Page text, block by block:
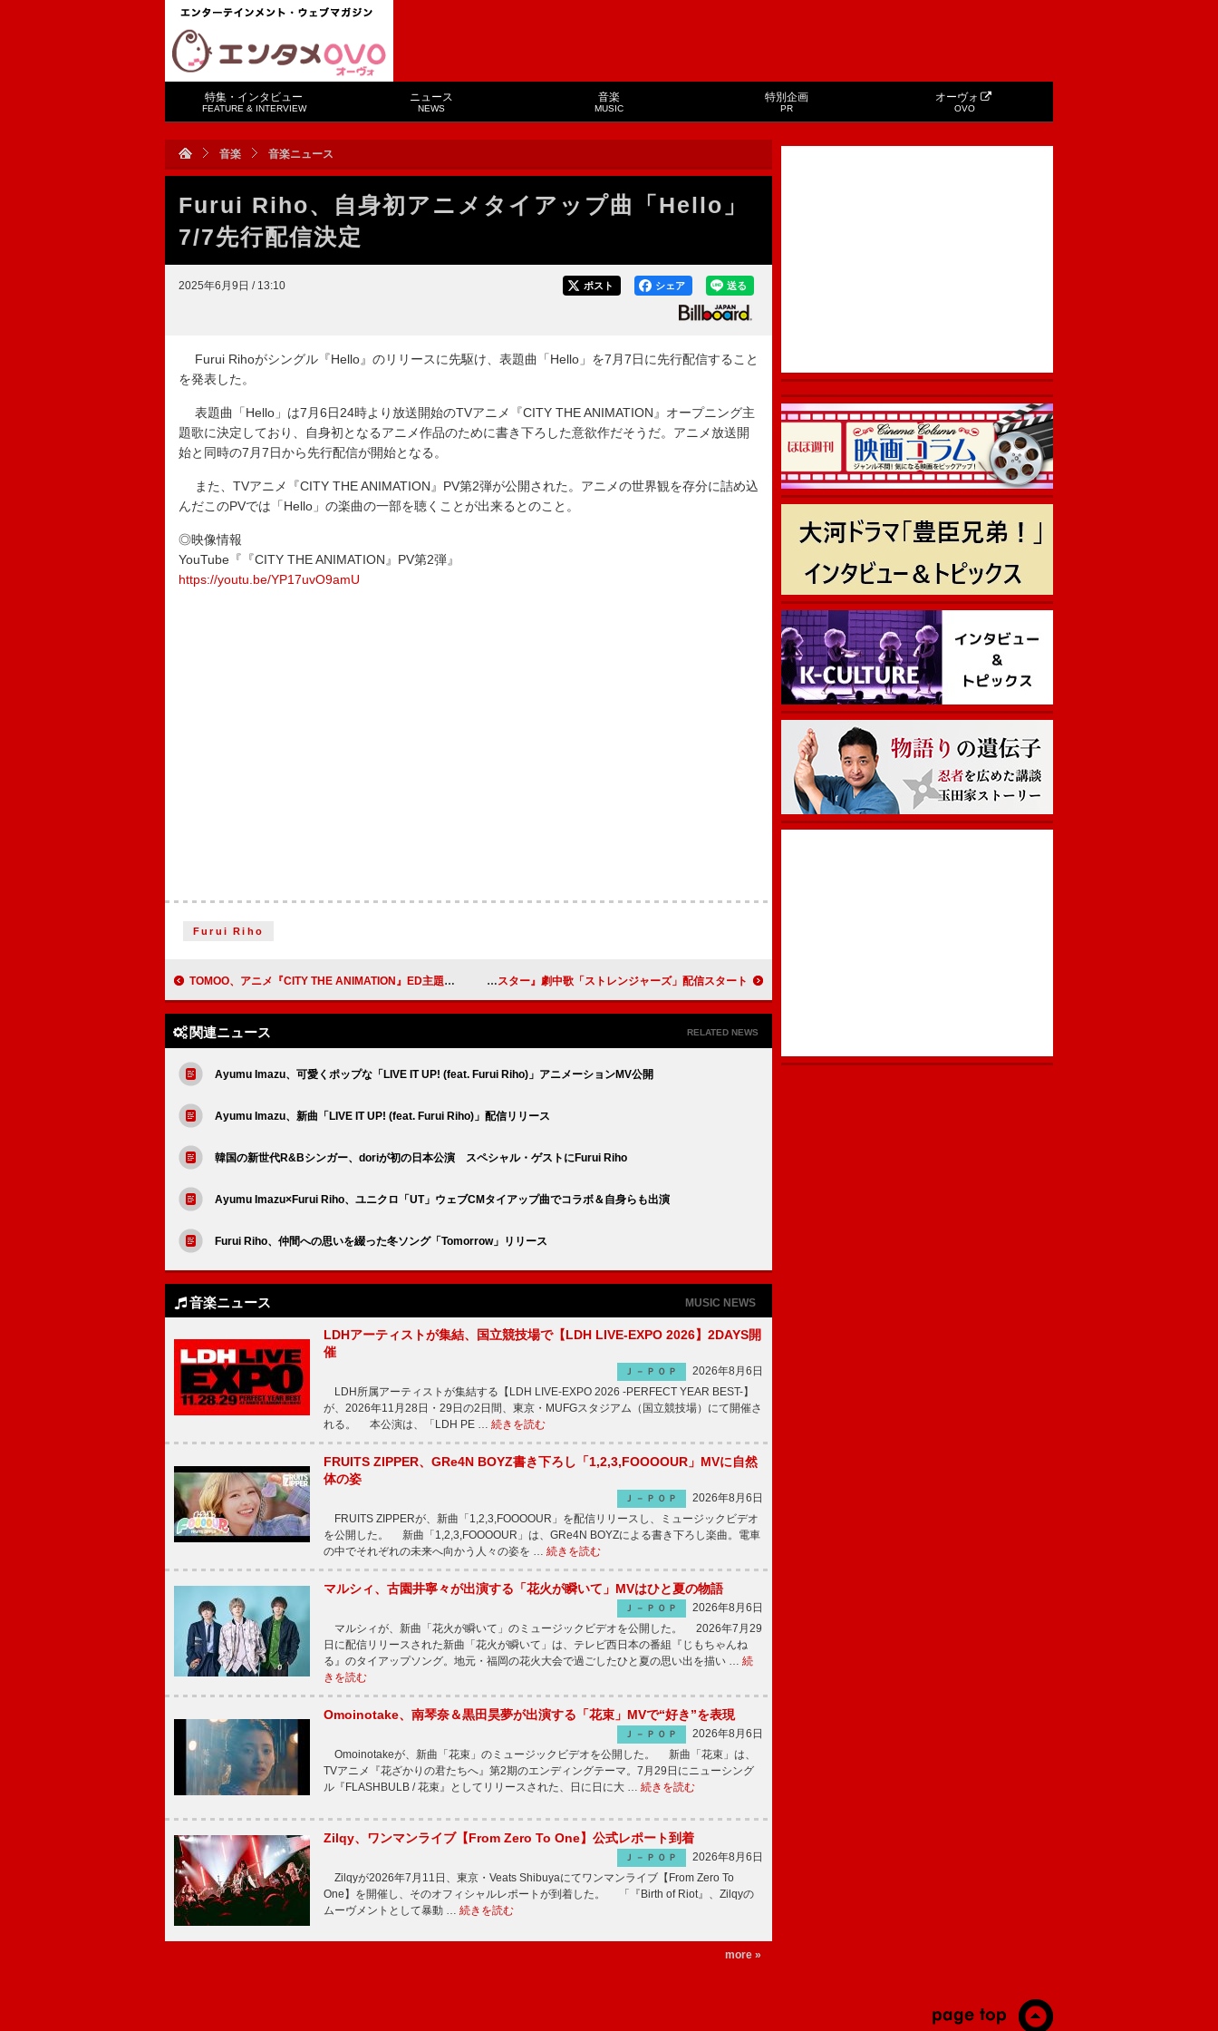
特集・インタビュー
FEATURE & INTERVIEW
ニュース
NEWS
音楽
MUSIC
特別企画
PR
オーヴォ
OVO
音楽 音楽ニュース
Furui Riho、自身初アニメタイアップ曲「Hello」
7/7先行配信決定
2025年6月9日 / 13:10 送る
シェア
ポスト
Furui Rihoがシングル『Hello』のリリースに先駆け、表題曲「Hello」を7月7日に先行配信すること
を発表した。
表題曲「Hello」は7月6日24時より放送開始のTVアニメ『CITY THE ANIMATION』オープニング主
題歌に決定しており、自身初となるアニメ作品のために書き下ろした意欲作だそうだ。アニメ放送開
始と同時の7月7日から先行配信が開始となる。
また、TVアニメ『CITY THE ANIMATION』PV第2弾が公開された。アニメの世界観を存分に詰め込
んだこのPVでは「Hello」の楽曲の一部を聴くことが出来るとのこと。
◎映像情報
YouTube『『CITY THE ANIMATION』PV第2弾』
https://youtu.be/YP17uvO9amU
Furui Riho
TOMOO、アニメ『CITY THE ANIMATION』ED主題歌となる新曲「LUCKY」7/2リリース決定 tuki.、ドラマ『キャスター』劇中歌「ストレンジャーズ」配信スタート
関連ニュース RELATED NEWS
Ayumu Imazu、可愛くポップな「LIVE IT UP! (feat. Furui Riho)」アニメーションMV公開
Ayumu Imazu、新曲「LIVE IT UP! (feat. Furui Riho)」配信リリース
韓国の新世代R&Bシンガー、doriが初の日本公演 スペシャル・ゲストにFurui Riho
Ayumu Imazu×Furui Riho、ユニクロ「UT」ウェブCMタイアップ曲でコラボ＆自身らも出演
Furui Riho、仲間への思いを綴った冬ソング「Tomorrow」リリース
音楽ニュース MUSIC NEWS
LDHアーティストが集結、国立競技場で【LDH LIVE-EXPO 2026】2DAYS開
催
Ｊ－ＰＯＰ
2026年8月6日
LDH所属アーティストが集結する【LDH LIVE-EXPO 2026 -PERFECT YEAR BEST-】
が、2026年11月28日・29日の2日間、東京・MUFGスタジアム（国立競技場）にて開催さ
れる。 本公演は、「LDH PE … 続きを読む
FRUITS ZIPPER、GRe4N BOYZ書き下ろし「1,2,3,FOOOOUR」MVに自然
体の姿
Ｊ－ＰＯＰ
2026年8月6日
FRUITS ZIPPERが、新曲「1,2,3,FOOOOUR」を配信リリースし、ミュージックビデオ
を公開した。 新曲「1,2,3,FOOOOUR」は、GRe4N BOYZによる書き下ろし楽曲。電車
の中でそれぞれの未来へ向かう人々の姿を … 続きを読む
マルシィ、古園井寧々が出演する「花火が瞬いて」MVはひと夏の物語
Ｊ－ＰＯＰ
2026年8月6日
マルシィが、新曲「花火が瞬いて」のミュージックビデオを公開した。 2026年7月29
日に配信リリースされた新曲「花火が瞬いて」は、テレビ西日本の番組『じもちゃんね
る』のタイアップソング。地元・福岡の花火大会で過ごしたひと夏の思い出を描い … 続
きを読む
Omoinotake、南琴奈＆黒田昊夢が出演する「花束」MVで“好き”を表現
Ｊ－ＰＯＰ
2026年8月6日
Omoinotakeが、新曲「花束」のミュージックビデオを公開した。 新曲「花束」は、
TVアニメ『花ざかりの君たちへ』第2期のエンディングテーマ。7月29日にニューシング
ル『FLASHBULB / 花束』としてリリースされた、日に日に大 … 続きを読む
Zilqy、ワンマンライブ【From Zero To One】公式レポート到着
Ｊ－ＰＯＰ
2026年8月6日
Zilqyが2026年7月11日、東京・Veats Shibuyaにてワンマンライブ【From Zero To
One】を開催し、そのオフィシャルレポートが到着した。 「『Birth of Riot』、Zilqyの
ムーヴメントとして暴動 … 続きを読む
more »